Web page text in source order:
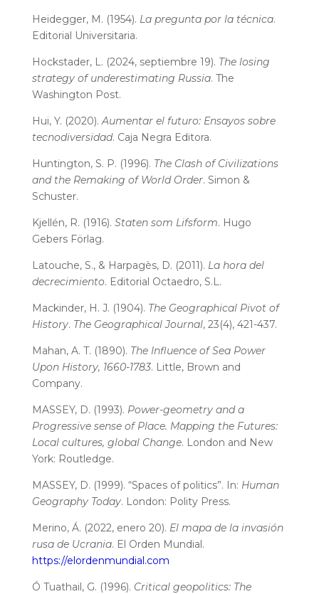
Heidegger, M. (1954). La pregunta por la técnica.
Editorial Universitaria.
Hockstader, L. (2024, septiembre 19). The losing
strategy of underestimating Russia. The
Washington Post.
Hui, Y. (2020).Aumentar el futuro: Ensayos sobre
tecnodiversidad. Caja Negra Editora.
Huntington, S. P. (1996). The Clash of Civilizations
and the Remaking of World Order. Simon &
Schuster.
Kjellén, R. (1916). Staten som Lifsform. Hugo
Gebers Förlag.
Latouche, S., & Harpagès, D. (2011). La hora del
decrecimiento. Editorial Octaedro, S.L.
Mackinder, H. J. (1904). The Geographical Pivot of
History. The Geographical Journal, 23(4), 421-437.
Mahan, A. T. (1890). The Influence of Sea Power
Upon History, 1660-1783. Little, Brown and
Company.
MASSEY, D. (1993). Power-geometry and a
Progressive sense of Place. Mapping the Futures:
Local cultures, global Change. London and New
York: Routledge.
MASSEY, D. (1999). “Spaces of politics”. In: Human
Geography Today. London: Polity Press.
Merino, Á. (2022, enero 20). El mapa de la invasión
rusa de Ucrania. El Orden Mundial.
https://elordenmundial.com
Ó Tuathail, G. (1996). Critical geopolitics: The